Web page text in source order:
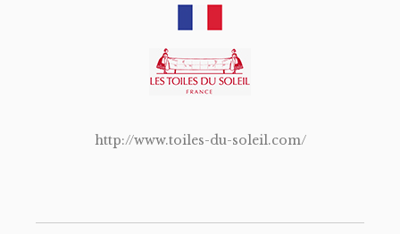
http://www.toiles-du-soleil.com/